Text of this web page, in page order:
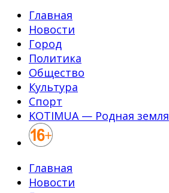
Главная
Новости
Город
Политика
Общество
Культура
Спорт
KOTIMUA — Родная земля
Главная
Новости